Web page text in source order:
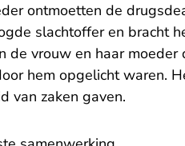
ontmoetten de
slachtoffer en bracht
de vrouw en haar
hem opgelicht waren.
van zaken gaven.